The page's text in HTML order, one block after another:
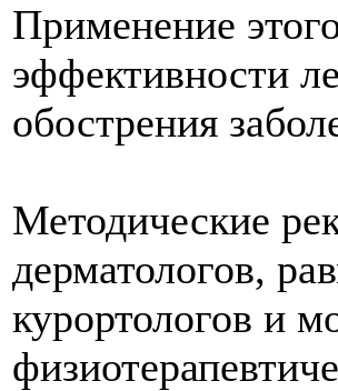
Применение
эффективности
обострения
Методические
дерматологов,
курортологов и